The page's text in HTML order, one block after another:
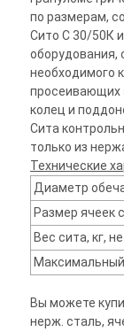
по размерам,
Сито С 30/50К
оборудования,
необходимого
просеивающих
колец и
Сита
только из
Технические
Диаметр
Размер ячеек
Вес сита, кг,
Максимальный
Вы можете
нерж. сталь,